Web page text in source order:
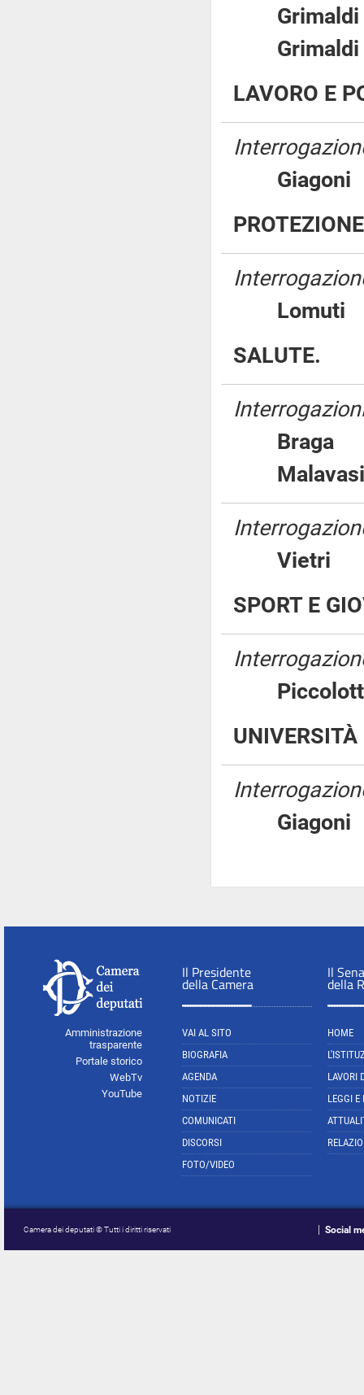
LAVORO E
SALUTE.
SPORT E
UNIVERSITÀ
Amministrazione
trasparente
Portale storico
WebTv
YouTube
Il Presidente
della Camera
VAI AL SITO
BIOGRAFIA
AGENDA
NOTIZIE
COMUNICATI
DISCORSI
FOTO/VIDEO
Il
della
HOME
LAVORI
LEGGI E
Camera dei deputati © Tutti i diritti riservati Social